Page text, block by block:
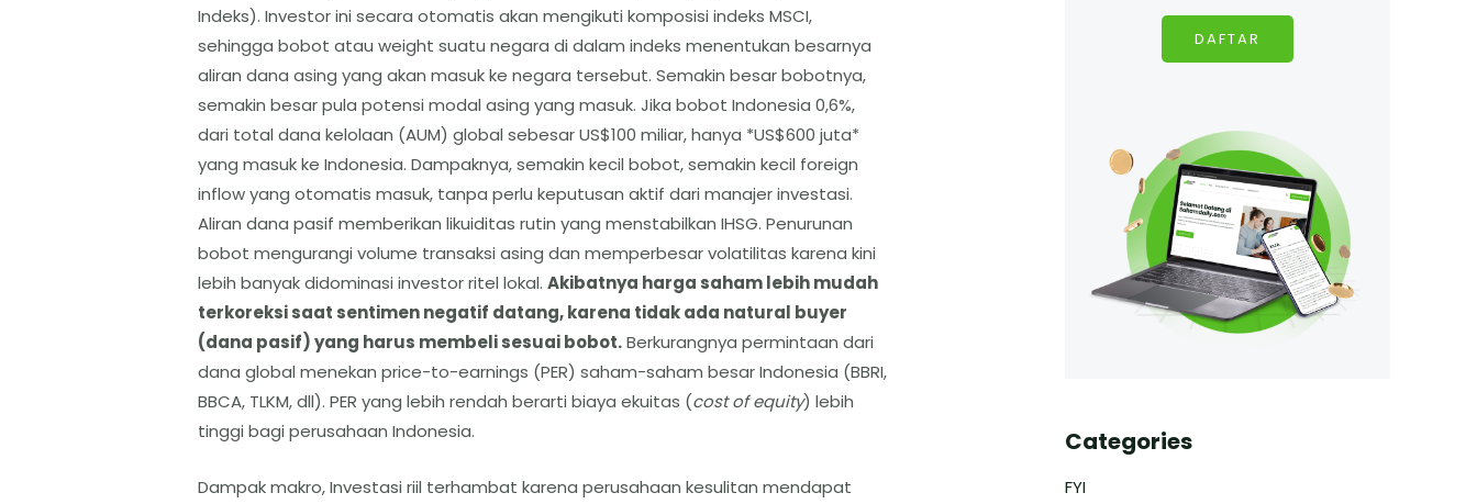
Indeks). Investor ini secara otomatis akan mengikuti komposisi indeks MSCI,
sehingga bobot atau weight suatu negara di dalam indeks menentukan besarnya
aliran dana asing yang akan masuk ke negara tersebut. Semakin besar bobotnya,
semakin besar pula potensi modal asing yang masuk. Jika bobot Indonesia 0,6%,
dari total dana kelolaan (AUM) global sebesar US$100 miliar, hanya *US$600 juta*
yang masuk ke Indonesia. Dampaknya, semakin kecil bobot, semakin kecil foreign
inflow yang otomatis masuk, tanpa perlu keputusan aktif dari manajer investasi.
Aliran dana pasif memberikan likuiditas rutin yang menstabilkan IHSG. Penurunan
bobot mengurangi volume transaksi asing dan memperbesar volatilitas karena kini
lebih banyak didominasi investor ritel lokal. Akibatnya harga saham lebih mudah
terkoreksi saat sentimen negatif datang, karena tidak ada natural buyer
(dana pasif) yang harus membeli sesuai bobot.Berkurangnya permintaan dari
dana global menekan price-to-earnings (PER) saham-saham besar Indonesia (BBRI,
BBCA, TLKM, dll). PER yang lebih rendah berarti biaya ekuitas (cost of equity) lebih
tinggi bagi perusahaan Indonesia.
Dampak makro, Investasi riil terhambat karena perusahaan kesulitan mendapat
DAFTAR
Categories
FYI